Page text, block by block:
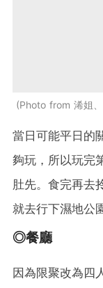
Photo from 浠姐
當日可能平日的
夠玩，所以玩完
肚先。食完再去
就去行下濕地公
◎餐廳
因為限聚改為四